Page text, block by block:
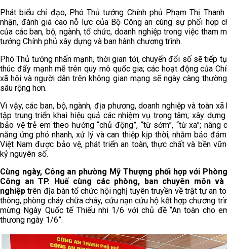
Phát biểu chỉ đạo, Phó Thủ tướng Chính phủ Phạm Thị Thanh
nhận, đánh giá cao nỗ lực của Bộ Công an cùng sự phối hợp
của các ban, bộ, ngành, tổ chức, doanh nghiệp trong việc tham
tướng Chính phủ xây dựng và ban hành chương trình.
Phó Thủ tướng nhấn mạnh, thời gian tới, chuyển đổi số sẽ tiếp
thúc đẩy mạnh mẽ trên quy mô quốc gia; các hoạt động của
xã hội và người dân trên không gian mạng sẽ ngày càng
sâu rộng hơn.
Vì vậy, các ban, bộ, ngành, địa phương, doanh nghiệp và toàn xã
tập trung triển khai hiệu quả các nhiệm vụ trọng tâm; xây
bảo vệ trẻ em theo hướng “chủ động”, “từ sớm”, “từ xa”; nâng
năng ứng phó nhanh, xử lý và can thiệp kịp thời, nhằm bảo
Việt Nam được bảo vệ, phát triển an toàn, thực chất và bền
kỷ nguyên số.
Cùng ngày, Công an phường Mỹ Thượng phối hợp với
Công an TP. Huế cùng các phòng, ban chuyên môn và
nghiệptrên địa bàn tổ chức hội nghị tuyên truyền về trật tự an
thông, phòng cháy chữa cháy, cứu nạn cứu hộ kết hợp chương
mừng Ngày Quốc tế Thiếu nhi 1/6 với chủ đề “An toàn cho
thương ngày 1/6”.